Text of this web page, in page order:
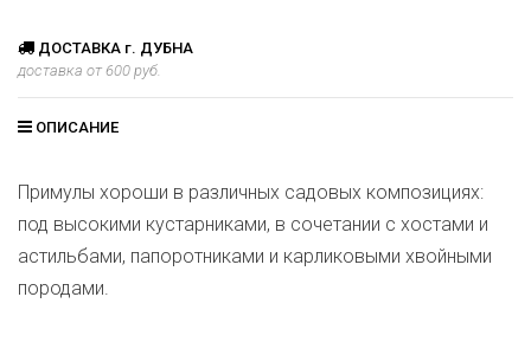
ДОСТАВКА г. ДУБНА
доставка от 600 руб.
ОПИСАНИЕ
Примулы хороши в различных садовых композициях:
под высокими кустарниками, в сочетании с хостами и
астильбами, папоротниками и карликовыми хвойными
породами.